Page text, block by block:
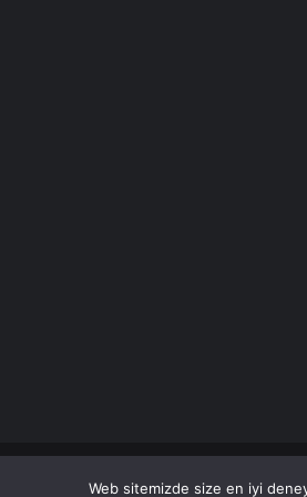
© Copyright 2026 Her Hakkı
Web sitemizde size en iyi